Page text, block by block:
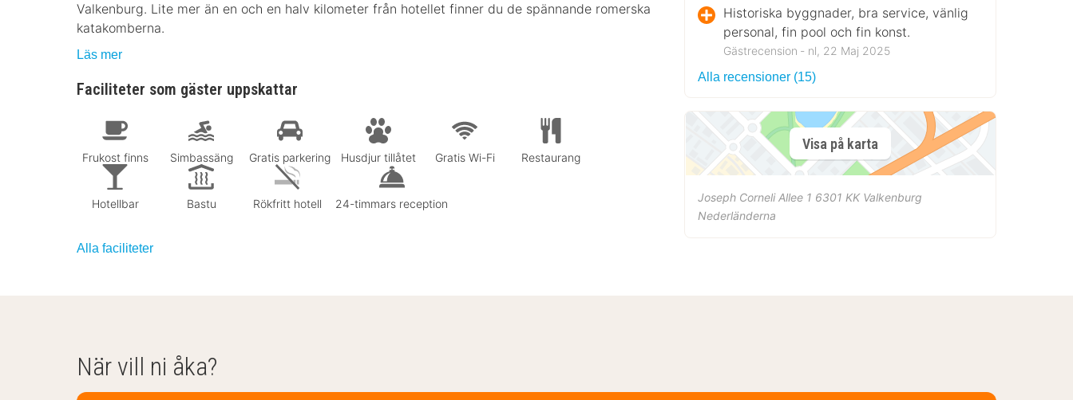
Valkenburg. Lite mer än en och en halv kilometer från hotellet finner du de spännande romerska
katakomberna.
Läs mer
Faciliteter som gäster uppskattar
Frukost finns Simbassäng Gratis parkering Husdjur tillåtet Gratis Wi-Fi Restaurang
Hotellbar Bastu Rökfritt hotell 24-timmars reception
Alla faciliteter
Historiska byggnader, bra service, vänlig
personal, fin pool och fin konst.
Gästrecension ‐ nl, 22 Maj 2025
Alla recensioner (15)
Visa på karta
Joseph Corneli Allee 1 6301 KK Valkenburg
Nederländerna
När vill ni åka?